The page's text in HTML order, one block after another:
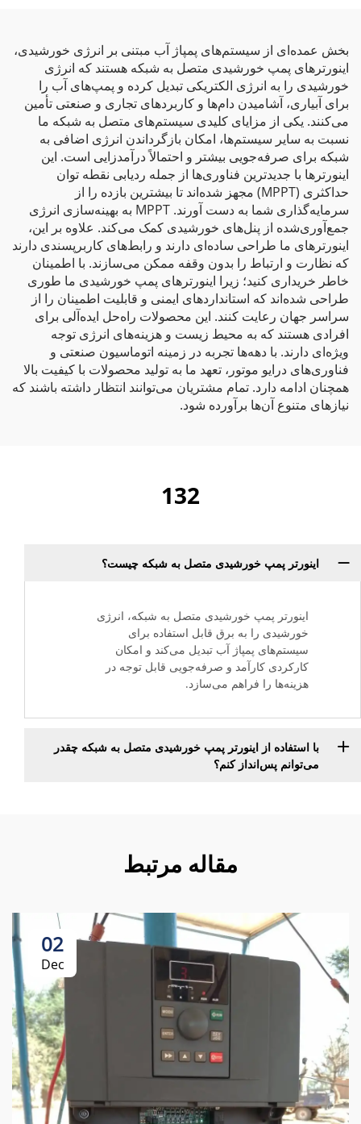
بخش عمده‌ای از سیستم‌های پمپاژ آب مبتنی بر انرژی خورشیدی،
اینورترهای پمپ خورشیدی متصل به شبکه هستند که انرژی
خورشیدی را به انرژی الکتریکی تبدیل کرده و پمپ‌های آب را
برای آبیاری، آشامیدن دام‌ها و کاربردهای تجاری و صنعتی تأمین
می‌کنند. یکی از مزایای کلیدی سیستم‌های متصل به شبکه ما
نسبت به سایر سیستم‌ها، امکان بازگرداندن انرژی اضافی به
شبکه برای صرفه‌جویی بیشتر و احتمالاً درآمدزایی است. این
اینورترها با جدیدترین فناوری‌ها از جمله ردیابی نقطه توان
حداکثری (MPPT) مجهز شده‌اند تا بیشترین بازده را از
سرمایه‌گذاری شما به دست آورند. MPPT به بهینه‌سازی انرژی
جمع‌آوری‌شده از پنل‌های خورشیدی کمک می‌کند. علاوه بر این،
اینورترهای ما طراحی ساده‌ای دارند و رابط‌های کاربرپسندی دارند
که نظارت و ارتباط را بدون وقفه ممکن می‌سازند. با اطمینان
خاطر خریداری کنید؛ زیرا اینورترهای پمپ خورشیدی ما طوری
طراحی شده‌اند که استانداردهای ایمنی و قابلیت اطمینان را از
سراسر جهان رعایت کنند. این محصولات راه‌حل ایده‌آلی برای
افرادی هستند که به محیط زیست و هزینه‌های انرژی توجه
ویژه‌ای دارند. با دهه‌ها تجربه در زمینه اتوماسیون صنعتی و
فناوری‌های درایو موتور، تعهد ما به تولید محصولات با کیفیت بالا
همچنان ادامه دارد. تمام مشتریان می‌توانند انتظار داشته باشند که
نیازهای متنوع آن‌ها برآورده شود.
132
اینورتر پمپ خورشیدی متصل به شبکه چیست؟
اینورتر پمپ خورشیدی متصل به شبکه، انرژی
خورشیدی را به برق قابل استفاده برای
سیستم‌های پمپاژ آب تبدیل می‌کند و امکان
کارکردی کارآمد و صرفه‌جویی قابل توجه در
هزینه‌ها را فراهم می‌سازد.
با استفاده از اینورتر پمپ خورشیدی متصل به شبکه چقدر
می‌توانم پس‌انداز کنم؟
مقاله مرتبط
02
Dec